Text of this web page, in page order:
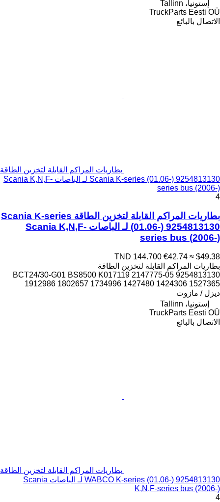
إستونيا، Tallinn
TruckParts Eesti OÜ
الاتصال بالبائع
بطاريات المراكم القابلة لتخزين الطاقة
Scania K-series (01.06-) 9254813130 لـ الباصات Scania K,N,F-
series bus (2006-)
4
بطاريات المراكم القابلة لتخزين الطاقة Scania K-series
(01.06-) 9254813130 لـ الباصات Scania K,N,F-
series bus (2006-)
TND 144.700 €42.74 ≈ $49.38
بطاريات المراكم القابلة لتخزين الطاقة
9254813130 05-BCT24/30-G01 BS8500 K017119 2147775
1912986 1802657 1734996 1427480 1424306 1527365
ديزل / مازوت
إستونيا، Tallinn
TruckParts Eesti OÜ
الاتصال بالبائع
بطاريات المراكم القابلة لتخزين الطاقة
WABCO K-series (01.06-) 9254813130 لـ الباصات Scania
K,N,F-series bus (2006-)
4